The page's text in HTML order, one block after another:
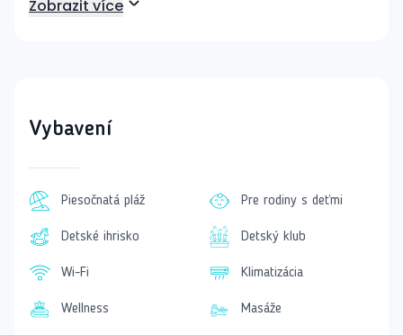
Elegantný Hotel s Prvotriednymi Službami
na prístelke.
ktorú je možný bezplatný transfer niekoľkokrát denne.
Vybavenie izieb
klimatizácia
telefón
LCD sat TV
nápojmi)
Zobrazit více
Vybavení
Piesočnatá pláž Pre rodiny s deťmi
Detské ihrisko Detský klub
Wi-Fi Klimatizácia
Wellness Masáže